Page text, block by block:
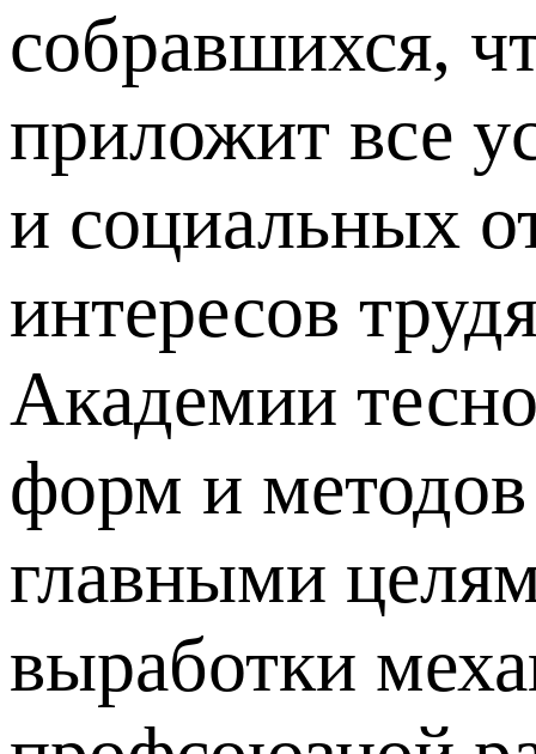
собравшихся,
приложит все
и социальных
интересов
Академии
форм и
главными
выработки